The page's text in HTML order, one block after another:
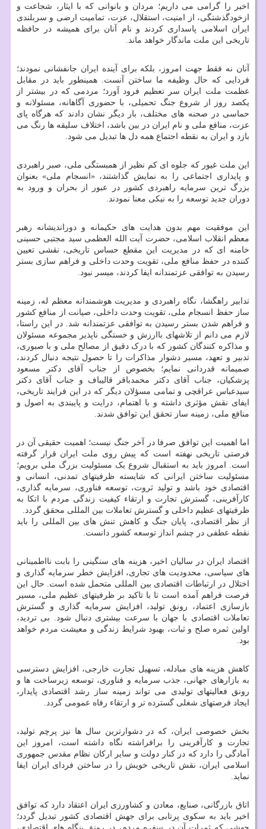
اخیر را گرامی می داریم؛ مردان و بانوانی که با ایثار، شجاعت و
ازخودگذشتگی، از امنیت، استقلال، عزت، تمامیت ارضی و سربلندی
ایران اسلامی پاسداری کردند و نام آنان برای همیشه در حافظه
تاریخی این ملت ماندگار خواهد ماند.
آنان نه فقط جهت امروز، بلکه برای آینده ایران جانفشانی نمودند؛
فردایی که حال وظیفه ما ساختن آنست. همینطور باید در مقابل
عظمت ملت ایران سر تعظیم فرود آورد؛ مردمی که در بیشتر از
یکصد روز از شروع جنگ تحمیلی، با حضوری آگاهانه، مسئولانه و
حماسی در صحنه های مختلف، بار دیگر نشان دادند که هرگاه پای
عزت، منافع ملی و نام ایران در بین باشد، اختلاف سلیقه ها رنگ می
بازد و ایران به نقطه اجتماع همه دل ها تبدیل می شود.
این ملت غیور که جلوه ای کم نظیر از همبستگی ملی، صبر راهبردی
و پایداری اجتماعی را به نمایش گذاشتند، «انسجام ملی» بعنوان
بزرگ ترین سرمایه راهبردی کشور در عبور از بحران و ورود به
دوران جدید توسعه را به نیکی معنا نمودند.
این موفقیت مهم بدون هدایت های حکیمانه و دوراندیشانه رهبر
معظم انقلاب اسلامی، حضرت آیت الله العظمی سید مجتبی حسینی
خامنه ای که در مدیریت این مقطع حساس تاریخی، نقشی تعیین
کننده در حفظ منافع ملی، تقویت وحدت داخلی و فراهم سازی بستر
رسیدن به توافقی عزتمندانه ایفا کردند، میسر نبود.
تدابیر راهگشا، نگاه راهبردی و مدیریت هوشمندانه معظم له، زمینه
ساز حفظ انسجام ملی، تقویت وحدت داخلی، صیانت از منافع کشور
و فراهم شدن بستر رسیدن به توافقی عزتمندانه شد. در این راستا،
لازم می دانم از تلاشهای باارزش و خستگی ناپذیر مجموعه مسئولان
و مذاکره کنندگان کشور که با درک دقیق از مصالح ملی و با صبوری،
تدبیر و تعهد، مسیر دشوار مذاکرات را تا حصول نتیجه دنبال کردند،
صمیمانه قدردانی نمایم؛ بخصوص از جناب آقای دکتر مسعود
پزشکیان، جناب آقای دکتر محمدباقر قالیباف و جناب آقای دکتر
سیدعباس عراقچی و تمامی مسؤلان دیگر که در این فرایند تاریخی،
ایفای نقش مؤثری داشته و با اهتمام، درایت و پایبندی به اصول و
منافع ملی، زمینه ساز تحقق این توافق شدند.
اما اهمیت این توافق صرفا در آخر جنگ نیست؛ اهمیت حقیقی آن در
فرصتی تاریخی نهفته است که پیش روی ملت ایران قرار گرفته
است. امروز باید به استقبال شروع یک مسئولیت بزرگ ملی برویم؛
مسئولیت ساختن ایرانی که شایسته ظرفیتهای تمدنی، انسانی و
اقتصادی خود باشد و تولید ثروت، توسعه فناوری، سرمایه گذاری،
کارآفرینی، گسترش تجارت و ارتقاء کیفیت زندگی مردم با اتکا به
ظرفیتهای عظیم داخلی و گسترش تعاملات بین المللی محقق گردد.
از نظر اقتصادی، پایان جنگ و کاهش تنش های بین المللی را باید
نقطه عطفی در چشم انداز توسعه کشور دانست.
اقتصاد ایران در سالیان اخیر، هزینه های سنگینی را بابت نااطمینانی
های سیاسی، محدودیت های تجاری، افزایش خطر سرمایه گذاری و
اختلال در ارتباطات اقتصادی بین المللی متحمل شده است. حال این
فرصت فراهم آمده است تا با تاکید بر ظرفیتهای عظیم ملی، مسیر
بازسازی اعتماد، رونق تولید، افزایش سرمایه گذاری و گسترش
تعاملات اقتصادی با جهان با سرعت بیشتری دنبال شود. بی تردید،
اولین ثمره صلح و ثبات، بهبود شرایط زندگی و معیشت مردم خواهد
بود.
کاهش هزینه های مبادله، تسهیل تجارت خارجی، افزایش دسترسی
به بازارهای جهانی، جذب سرمایه و فناوری، توسعه زیرساخت ها و
رونق فعالیتهای تولیدی می تواند زمینه ساز رشد اقتصادی پایدار،
ایجاد فرصتهای شغلی گسترده تر و ارتقاء رفاه عمومی گردد.
بخش خصوصی ایران، که در دشوارترین سال ها نیز پرچم تولید،
تجارت و کارآفرینی را برافراشته نگاه داشته است، امروز این
آمادگی را دارد که در کنار دولت و سایر ارکان نظام مقدس جمهوری
اسلامی ایران، نقش تاریخی خویش را در ساختن فردای ایران ایفا
نماید.
اتاق بازرگانی، صنایع، معادن و کشاورزی ایران اعتقاد دارد که توافق
اخیر باید به سکوی پرتابی برای جهش اقتصادی کشور تبدیل گردد؛